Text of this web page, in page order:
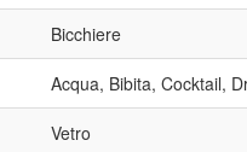
Bicchiere
Acqua, Bibita, Cocktail,
Vetro